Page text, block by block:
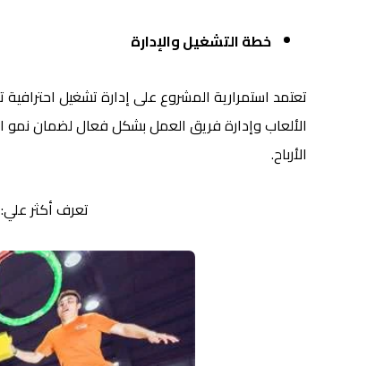
خطة التشغيل والإدارة
تعتمد استمرارية المشروع على إدارة تشغيل
الألعاب وإدارة فريق العمل بشكل فعال لضمان
الأرباح.
تعرف أكثر